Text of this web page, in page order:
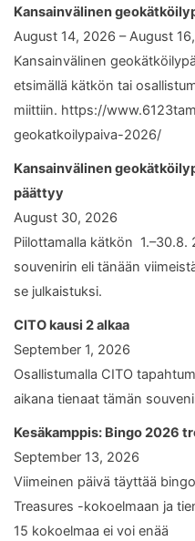
Kansainvälinen
August 14, 2026 – August
Kansainvälinen
etsimällä kätkön tai
miittiin. https://
geokatkoilypaiva-2026/
Kansainvälinen
päättyy
August 30, 2026
Piilottamalla kätkön 1.–30.8.
souvenirin eli tänään
se julkaistuksi.
CITO kausi 2 alkaa
September 1, 2026
Osallistumalla CITO
aikana tienaat tämän
Kesäkamppis: Bingo 2026
September 13, 2026
Viimeinen päivä täyttää
Treasures -kokoelmaan ja
15 kokoelmaa ei voi enää